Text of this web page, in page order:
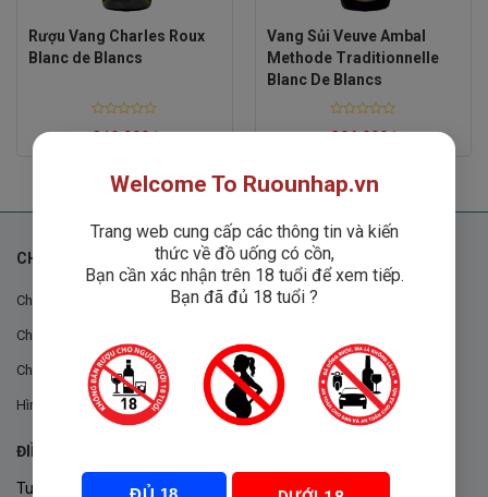
Rượu Vang Charles Roux
Blanc de Blancs
Rated
319,000₫
Vang Sủi Veuve Ambal
Methode Traditionnelle
Blanc De Blancs
Rated
5
396,000₫
CHÍNH SÁCH
Chính sách chung
Chính sách đổi trả
Chính sách mua hàng
Hình thức thanh toán
ĐIỀU KHOẢN VÀ CHÍNH SÁCH
Tuân thủ Nghị định 105/2017/NĐ-CP ngày 14/9/2017 của Chính
Welcome To Ruounhap.vn
Trang web cung cấp các thông tin và kiến
thức về đồ uống có cồn,
Bạn cần xác nhận trên 18 tuổi để xem tiếp.
Bạn đã đủ 18 tuổi ?